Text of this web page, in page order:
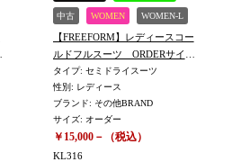
中古 WOMEN WOMEN-L
【FREEFORM】レディースコー
ルドフルスーツ ORDERサイ
ズ 身長165㎝/体重58㎏
※KL316
タイプ: セミドライスーツ
性別: レディース
ブランド: その他BRAND
サイズ: オーダー
￥15,000－（税込）
KL316